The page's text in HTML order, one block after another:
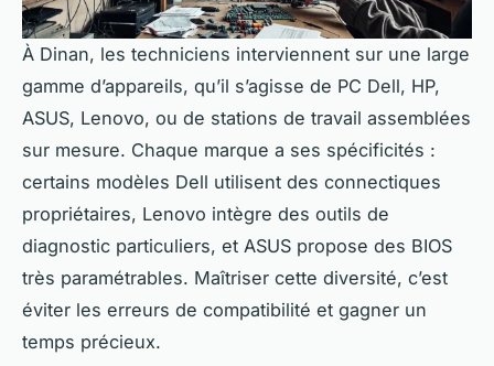
À Dinan, les techniciens interviennent sur une large
gamme d’appareils, qu’il s’agisse de PC Dell, HP,
ASUS, Lenovo, ou de stations de travail assemblées
sur mesure. Chaque marque a ses spécificités :
certains modèles Dell utilisent des connectiques
propriétaires, Lenovo intègre des outils de
diagnostic particuliers, et ASUS propose des BIOS
très paramétrables. Maîtriser cette diversité, c’est
éviter les erreurs de compatibilité et gagner un
temps précieux.